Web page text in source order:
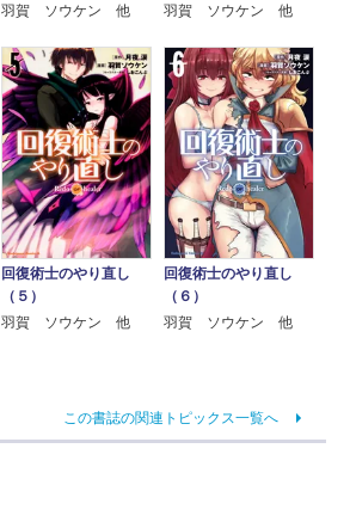
羽賀 ソウケン 他
羽賀 ソウケン 他
回復術士のやり直し
（５）
羽賀 ソウケン 他
回復術士のやり直し
（６）
羽賀 ソウケン 他
この書誌の関連トピックス一覧へ